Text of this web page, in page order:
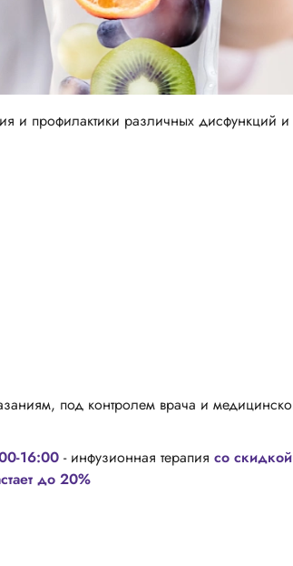
и профилактики различных дисфункций и
под контролем врача и
16:00 - инфузионная терапия со скидкой
до 20%